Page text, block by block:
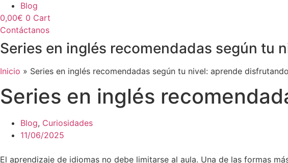
Blog
0,00€ 0 Cart
Contáctanos
Series en inglés recomendadas según tu
Inicio » Series en inglés recomendadas según tu nivel: aprende disfrutando
Series en inglés
Blog, Curiosidades
11/06/2025
El aprendizaje de idiomas no debe limitarse al aula. Una de las formas